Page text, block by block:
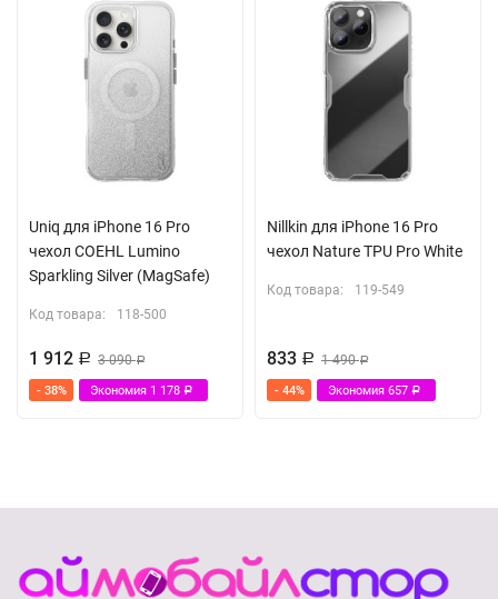
Uniq для iPhone 16 Pro
чехол COEHL Lumino
Sparkling Silver (MagSafe)
Код товара: 118-500
1 912 Р 3 090Р
- 38% Экономия 1 178 Р
Nillkin для iPhone 16 Pro
чехол Nature TPU Pro White
Код товара: 119-549
833 Р 1 490Р
- 44% Экономия 657 Р